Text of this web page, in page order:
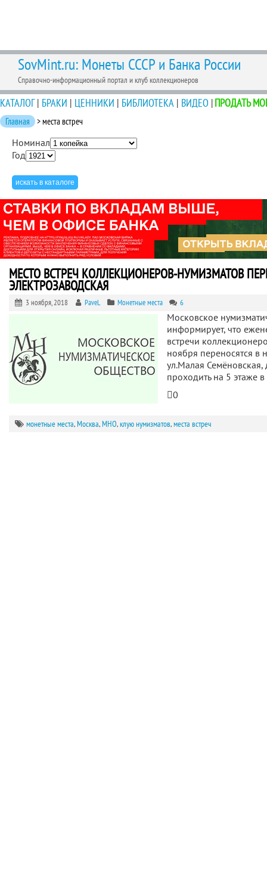
SovMint.ru: Монеты СССР и Банка России
Справочно-информационный портал и клуб коллекционеров
КАТАЛОГ| БРАКИ | ЦЕННИКИ | БИБЛИОТЕКА | ВИДЕО |ПРОДАТЬ
Главная > места встреч
Номинал
Год
МЕСТО ВСТРЕЧ КОЛЛЕКЦИОНЕРОВ-НУМИЗМАТОВ
ЭЛЕКТРОЗАВОДСКАЯ
3 ноября, 2018 PaveL Монетные места 6
Московское
информирует, что
встречи
ноября переносятся в
ул.Малая Семёновская,
проходить на 5 этаже
0
монетные места,Москва,МНО,клую нумизматов,места встреч